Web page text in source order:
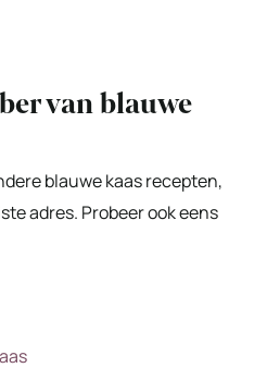
van blauwe
blauwe kaas recepten,
adres. Probeer ook eens